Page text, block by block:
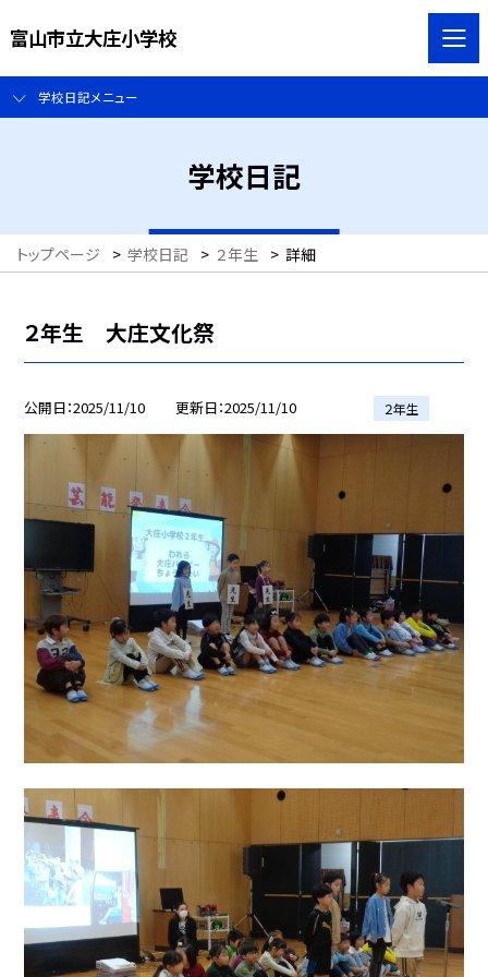
富山市立大庄小学校
学校日記メニュー
学校日記
トップページ > 学校日記 > ２年生 > 詳細
２年生 大庄文化祭
公開日 2025/11/10 更新日 2025/11/10 ２年生